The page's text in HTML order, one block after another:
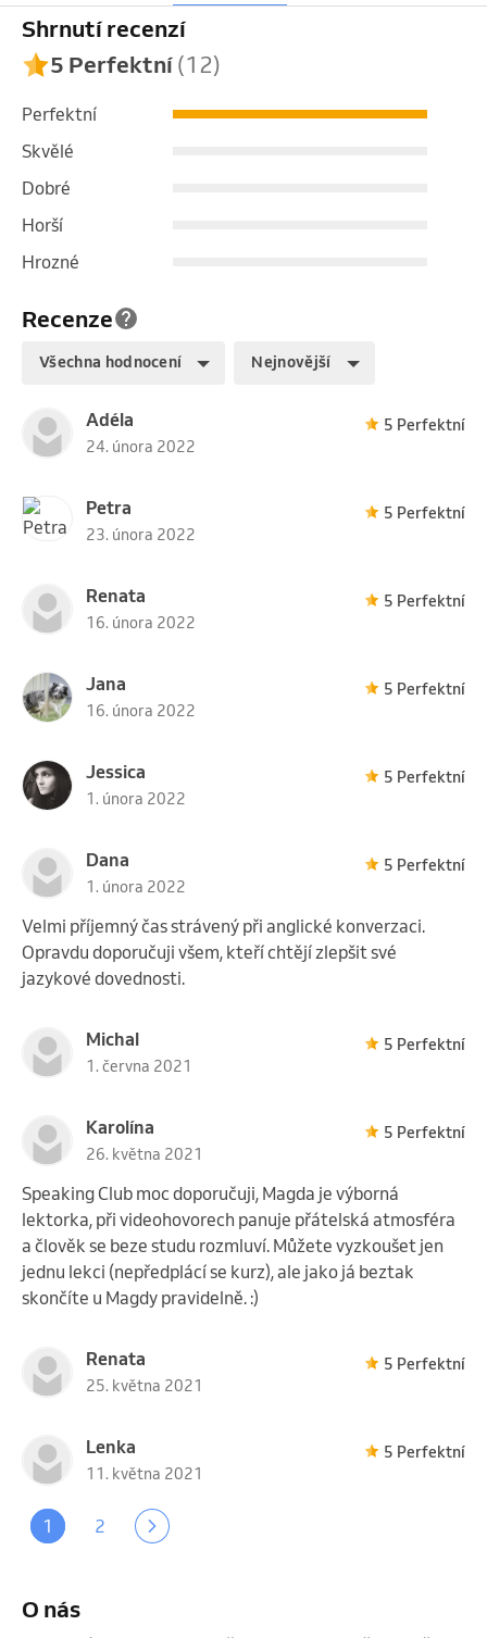
Recenze
Všechna hodnocení Nejnovější
Adéla
24. února 2022
5 Perfektní
Petra
23. února 2022
5 Perfektní
Renata
16. února 2022
5 Perfektní
Jana
16. února 2022
5 Perfektní
Jessica
1. února 2022
5 Perfektní
Dana
1. února 2022
5 Perfektní
Velmi příjemný čas strávený při anglické konverzaci.
Opravdu doporučuji všem, kteří chtějí zlepšit své
jazykové dovednosti.
Michal
1. června 2021
5 Perfektní
Karolína
26. května 2021
5 Perfektní
Speaking Club moc doporučuji, Magda je výborná
lektorka, při videohovorech panuje přátelská atmosféra
a člověk se beze studu rozmluví. Můžete vyzkoušet jen
jednu lekci (nepředplácí se kurz), ale jako já beztak
skončíte u Magdy pravidelně. :)
Renata
25. května 2021
5 Perfektní
Lenka
11. května 2021
5 Perfektní
1 2
Shrnutí recenzí
5 Perfektní(12)
Perfektní
Skvělé
Dobré
Horší
Hrozné
O nás